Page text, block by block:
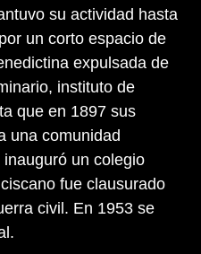
su actividad hasta
un corto espacio de
expulsada de
instituto de
que en 1897 sus
una comunidad
un colegio
fue clausurado
civil. En 1953 se